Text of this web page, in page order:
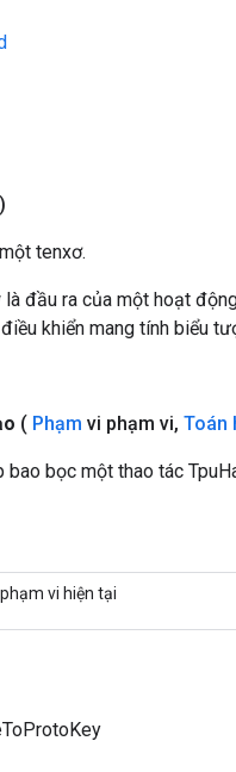
tenxơ.
đầu ra của một hoạt
khiển mang tính biểu
( Phạm vi phạm vi, Toán
bọc một thao tác
phạm vi hiện tại